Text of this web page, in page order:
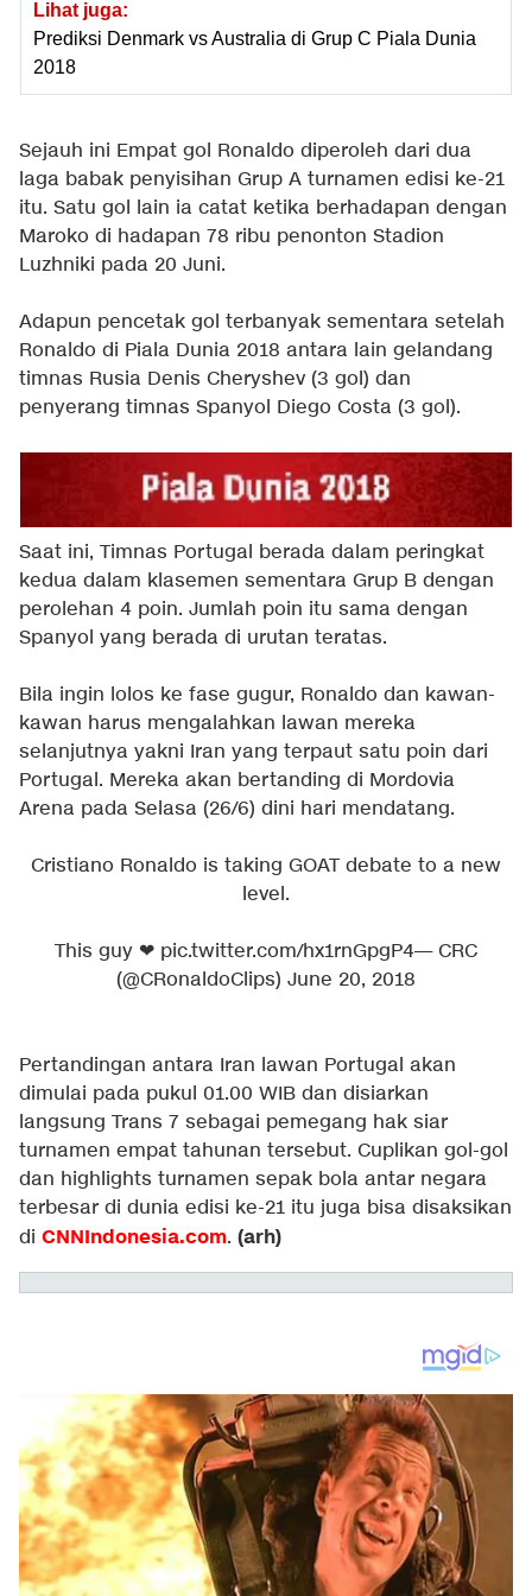
Lihat juga:
Prediksi Denmark vs Australia di Grup C Piala Dunia
2018
Sejauh ini Empat gol Ronaldo diperoleh dari dua
laga babak penyisihan Grup A turnamen edisi ke-21
itu. Satu gol lain ia catat ketika berhadapan dengan
Maroko di hadapan 78 ribu penonton Stadion
Luzhniki pada 20 Juni.
Adapun pencetak gol terbanyak sementara setelah
Ronaldo di Piala Dunia 2018 antara lain gelandang
timnas Rusia Denis Cheryshev (3 gol) dan
penyerang timnas Spanyol Diego Costa (3 gol).
Saat ini, Timnas Portugal berada dalam peringkat
kedua dalam klasemen sementara Grup B dengan
perolehan 4 poin. Jumlah poin itu sama dengan
Spanyol yang berada di urutan teratas.
Bila ingin lolos ke fase gugur, Ronaldo dan kawan-
kawan harus mengalahkan lawan mereka
selanjutnya yakni Iran yang terpaut satu poin dari
Portugal. Mereka akan bertanding di Mordovia
Arena pada Selasa (26/6) dini hari mendatang.
Cristiano Ronaldo is taking GOAT debate to a new
level.
This guy ❤ pic.twitter.com/hx1rnGpgP4— CRC
(@CRonaldoClips) June 20, 2018
Pertandingan antara Iran lawan Portugal akan
dimulai pada pukul 01.00 WIB dan disiarkan
langsung Trans 7 sebagai pemegang hak siar
turnamen empat tahunan tersebut. Cuplikan gol-gol
dan highlights turnamen sepak bola antar negara
terbesar di dunia edisi ke-21 itu juga bisa disaksikan
di CNNIndonesia.com. (arh)